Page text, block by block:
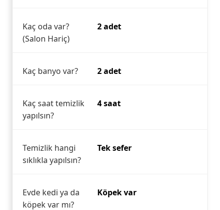
Kaç oda var?
(Salon Hariç)
2 adet
Kaç banyo var? 2 adet
Kaç saat temizlik
yapılsın?
4 saat
Temizlik hangi
sıklıkla yapılsın?
Tek sefer
Evde kedi ya da
köpek var mı?
Köpek var